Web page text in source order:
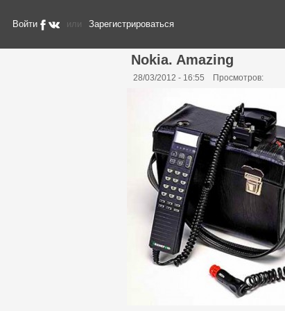
Войти или Зарегистрироваться
Nokia. Amazing
28/03/2012 - 16:55 Просмотров: